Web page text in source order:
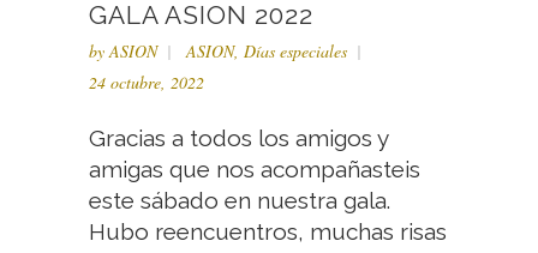
GALA ASION 2022
byASION ASION, Días especiales
24 octubre, 2022
Gracias a todos los amigos y
amigas que nos acompañasteis
este sábado en nuestra gala.
Hubo reencuentros, muchas risas